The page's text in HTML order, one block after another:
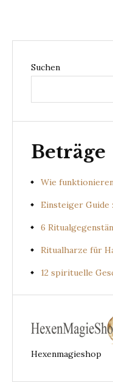
Suchen
Beträge
Wie
Einsteiger Guide
6
Ritualharze für
12 spirituelle
Hexenmagieshop